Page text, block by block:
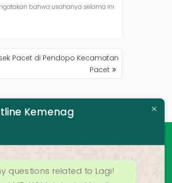
bahwa usahanya selama ini
Pacet di Pendopo Kecamatan
Pacet